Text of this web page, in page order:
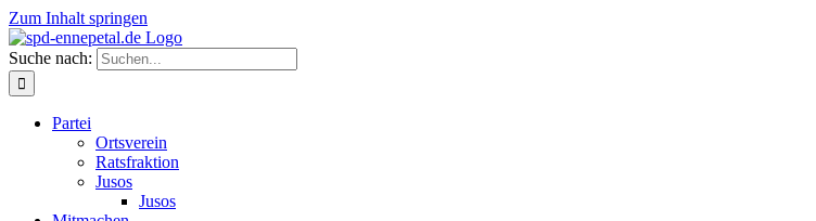
Zum Inhalt springen
Suche nach:
Partei
Ortsverein
Ratsfraktion
Jusos
Jusos